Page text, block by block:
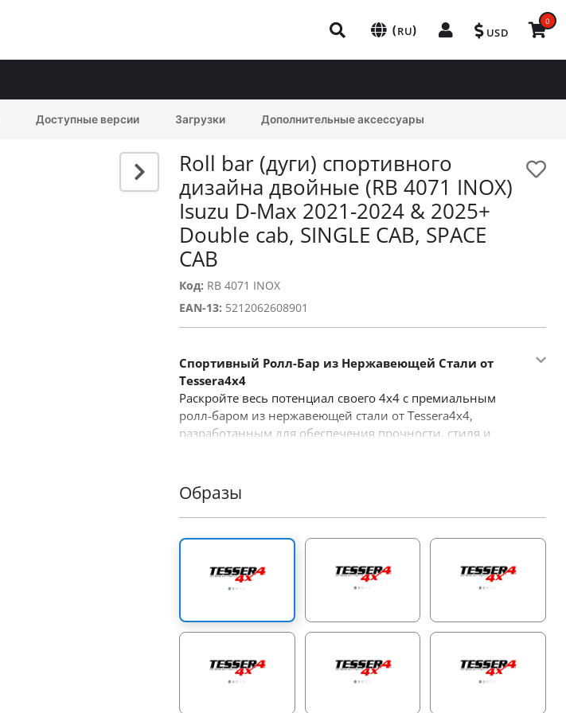
(RU) USD
0
Доступные версии Загрузки Дополнительные аксессуары
Roll bar (дуги) спортивного
дизайна двойные (RB 4071 INOX)
Isuzu D-Max 2021-2024 & 2025+
Double cab, SINGLE CAB, SPACE
CAB
Код: RB 4071 INOX
EAN-13: 5212062608901
Спортивный Ролл-Бар из Нержавеющей Стали от
Tessera4x4
Раскройте весь потенциал своего 4x4 с премиальным
ролл-баром из нержавеющей стали от Tessera4x4,
разработанным для обеспечения прочности, стиля и
большего от своего внедорожного оборудования.
Изготовлен из труб Ø65 мм из нержавеющей стали, этот
ролл-бар спроектирован для выдерживания сложных
условий, обеспечивая при этом стильный и современный
•
Точная Адаптация под Размеры:
Наш инновационный
отдельный дизайн позволяет подогнать конструкцию под
и легкую установку.
Монолитная Конструкция Поддержки:
Создан для
Образы